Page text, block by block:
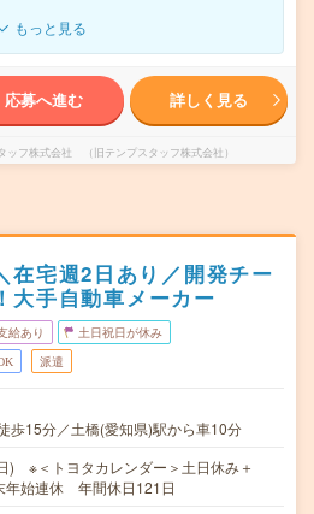
もっと見る
応募へ進む 詳しく見る
ッフ株式会社 （旧テンプスタッフ株式会社）
在宅週2日あり／開発チー
大手自動車メーカー
給あり 土日祝日が休み
派遣
歩15分／土橋(愛知県)駅から車10分
) ※＜トヨタカレンダー＞土日休み＋
年始連休 年間休日121日